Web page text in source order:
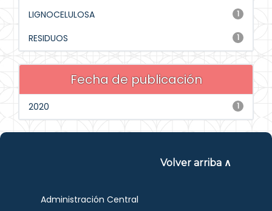
1
LIGNOCELULOSA
1
RESIDUOS
Fecha de publicación
1
2020
Volver arriba ∧
Administración Central